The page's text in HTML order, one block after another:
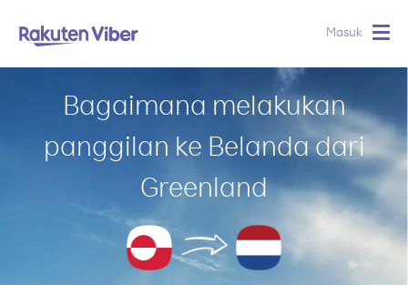
Masuk
Bagaimana melakukan
panggilan ke Belanda dari
Greenland